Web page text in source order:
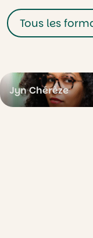
Tous les
Jyn Chérèze